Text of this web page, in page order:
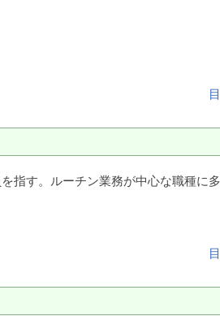
指す。ルーチン業務が中心な職種に多